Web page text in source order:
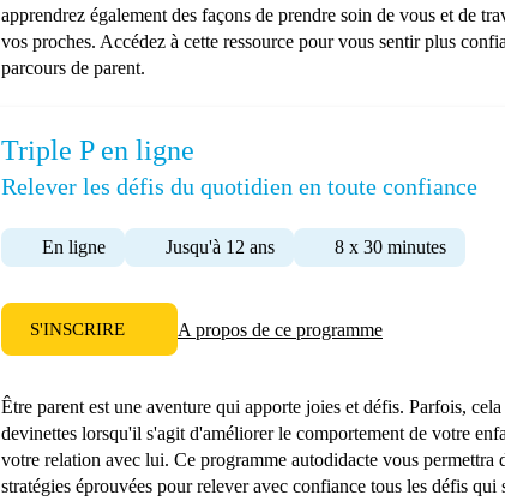
apprendrez également des façons de prendre soin de vous et de
vos proches. Accédez à cette ressource pour vous sentir plus
parcours de parent.
Triple P en ligne
Relever les défis du quotidien en toute confiance
En ligne Jusqu'à 12 ans 8 x 30 minutes
S'INSCRIRE A propos de ce programme
Être parent est une aventure qui apporte joies et défis. Parfois, cela
devinettes lorsqu'il s'agit d'améliorer le comportement de votre
votre relation avec lui. Ce programme autodidacte vous permettra
stratégies éprouvées pour relever avec confiance tous les défis qui